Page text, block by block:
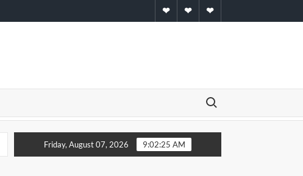
HomeAboutContact
Search for:
पंचांग व राशिफल – 05 अगस्त 2026 एनसीसी में सेकेंड ऑफिसर बने सचिन सिंह
Friday, August 07, 2026 9:02:26 AM